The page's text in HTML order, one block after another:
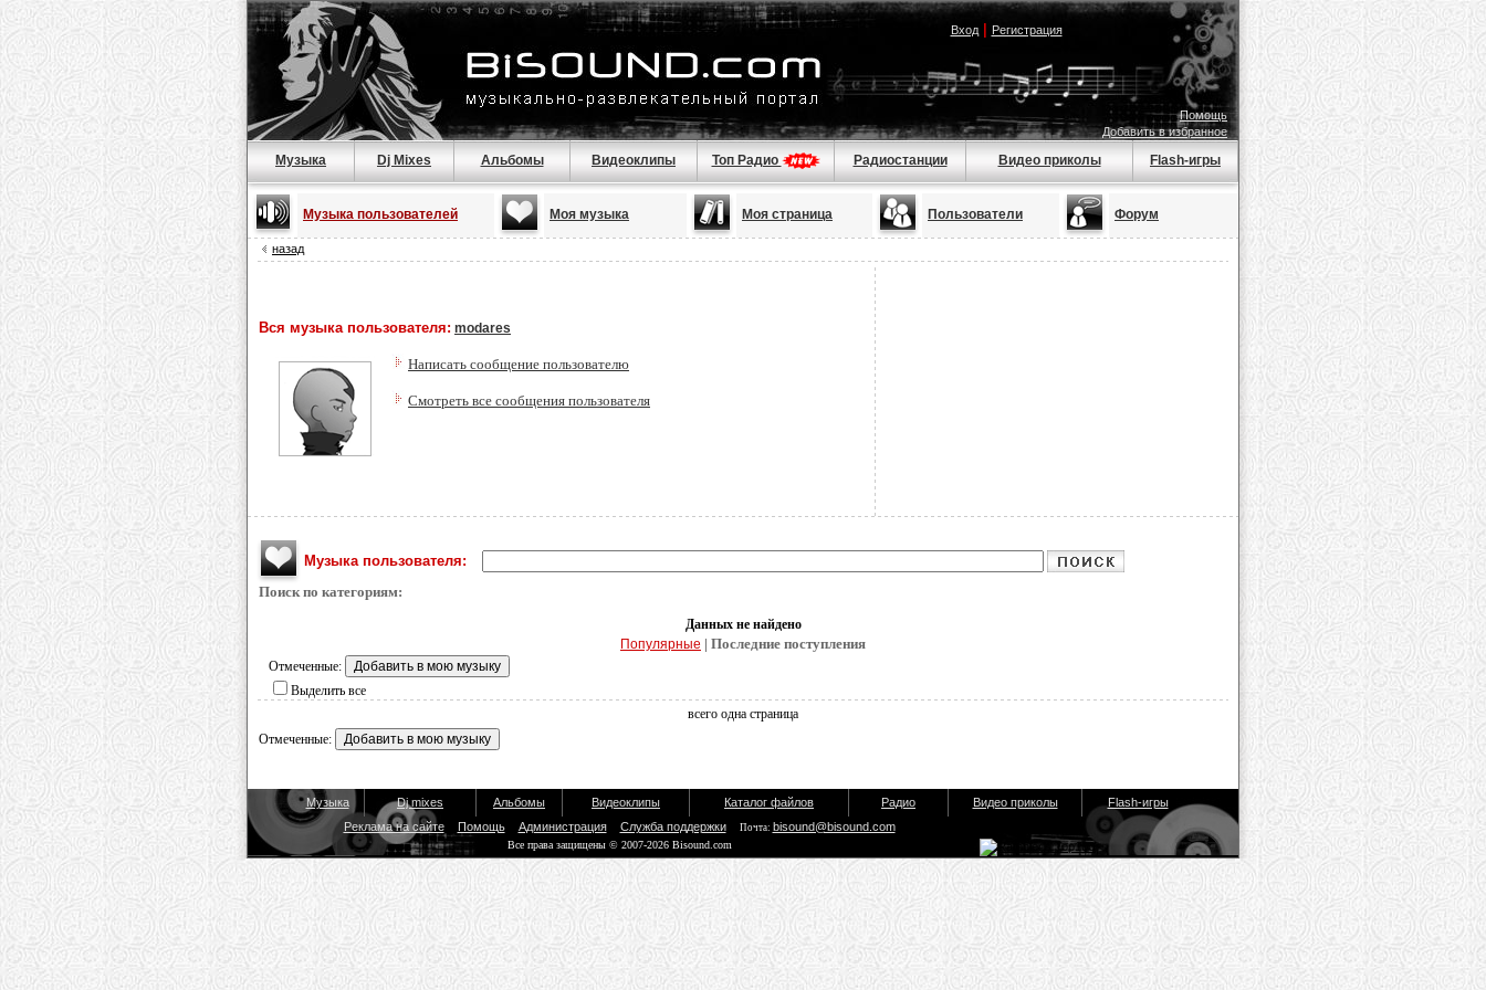
Вход| Регистрация
Помощь
Добавить в избранное
Музыка Dj Mixes Альбомы Видеоклипы Топ Радио Радиостанции Видео приколы Flash-игры
Музыка пользователей Моя музыка Моя страница Пользователи Форум
назад
Вся музыка пользователя: modares
Написать сообщение пользователю
Смотреть все сообщения пользователя
Музыка пользователя:
Поиск по категориям:
Данных не найдено
Популярные | Последние поступления
Отмеченные:
Выделить все
всего одна страница
Отмеченные:
Музыка Dj mixes Альбомы Видеоклипы Каталог файлов Радио Видео приколы
Flash-игры
Реклама на сайте
Помощь Администрация Служба поддержки Почта: bisound@bisound.com
Все права защищены © 2007-2026 Bisound.com